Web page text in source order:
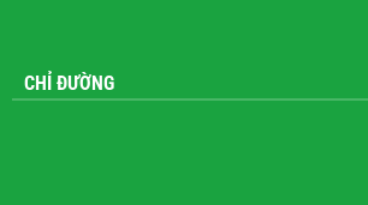
CHỈ ĐƯỜNG